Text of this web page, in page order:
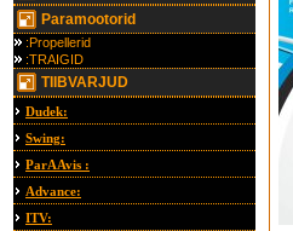
Paramootorid
:Propellerid
:TRAIGID
TIIBVARJUD
Dudek:
Swing:
ParAAvis :
Advance:
ITV: